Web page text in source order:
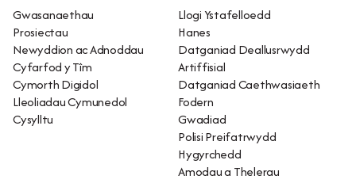
Gwasanaethau
Prosiectau
Newyddion ac Adnoddau
Cyfarfod y Tîm
Cymorth Digidol
Lleoliadau Cymunedol
Cysylltu
Llogi Ystafelloedd
Hanes
Datganiad Deallusrwydd
Artiffisial
Datganiad Caethwasiaeth
Fodern
Gwadiad
Polisi Preifatrwydd
Hygyrchedd
Amodau a Thelerau